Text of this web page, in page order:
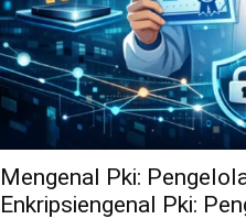
Mengenal Pki:
Enkripsiengenal Pki: